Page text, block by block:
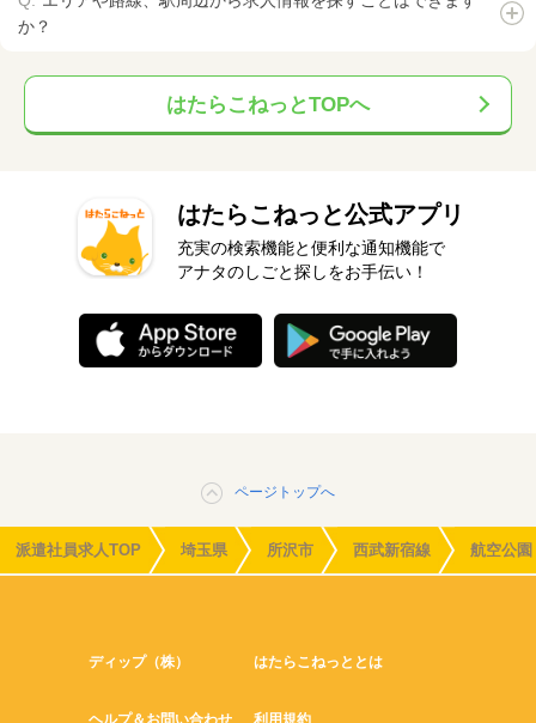
か？
はたらこねっとTOPへ
はたらこねっと公式アプリ
充実の検索機能と便利な通知機能で
アナタのしごと探しをお手伝い！
ページトップへ
派遣社員求人TOP 埼玉県 所沢市 西武新宿線 航空公園
ディップ（株） はたらこねっととは
ヘルプ＆お問い合わせ 利用規約